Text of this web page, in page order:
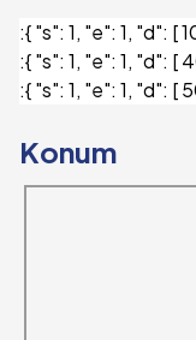
:{ "s": 1, "e": 1, "d": [
:{ "s": 1, "e": 1, "d": [
:{ "s": 1, "e": 1, "d": [
Konum